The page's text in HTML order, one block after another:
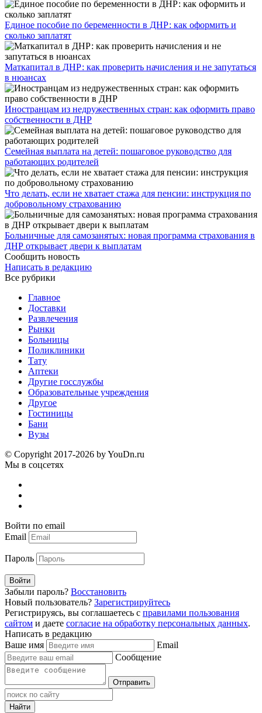
Единое пособие по беременности в ДНР: как оформить и
сколько заплатят
​Маткапитал в ДНР: как проверить начисления и не запутаться
в нюансах
Иностранцам из недружественных стран: как оформить право
собственности в ДНР
Семейная выплата на детей: пошаговое руководство для
работающих родителей
Что делать, если не хватает стажа для пенсии: инструкция по
добровольному страхованию
Больничные для самозанятых: новая программа страхования в
ДНР открывает двери к выплатам
Сообщить новость
Написать в редакцию
Все рубрики
Главное
Доставки
Развлечения
Рынки
Больницы
Поликлиники
Тату
Аптеки
Другие госслужбы
Образовательные учреждения
Другое
Гостиницы
Бани
Вузы
© Copyright 2017-2026 by YouDn.ru
Мы в соцсетях
Войти по email
Email
Пароль
Войти
Забыли пароль? Восстановить
Новый пользователь? Зарегистрируйтесь
Регистрируясь, вы соглашаетесь с правилами пользования
сайтом и даете согласие на обработку персональных данных.
Написать в редакцию
Ваше имя
Email
Сообщение
Отправить
Найти